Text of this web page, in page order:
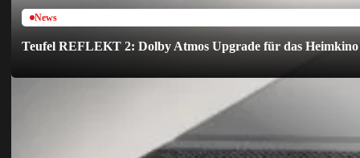
News
Teufel REFLEKT 2: Dolby Atmos Upgrade für das Heimkino